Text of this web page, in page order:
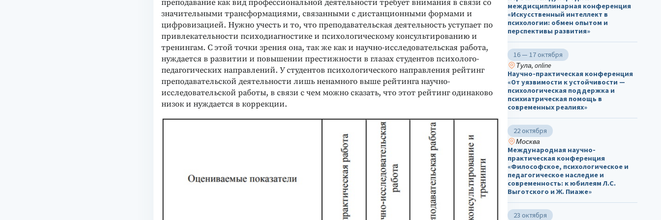
преподавание как вид профессиональной деятельности требует внимания в связи со
значительными трансформациями, связанными с дистанционными формами и
цифровизацией. Нужно учесть и то, что преподавательская деятельность уступает по
привлекательности психодиагностике и психологическому консультированию и
тренингам. С этой точки зрения она, так же как и научно-исследовательская работа,
нуждается в развитии и повышении престижности в глазах студентов психолого-
педагогических направлений. У студентов психологического направления рейтинг
преподавательской деятельности лишь ненамного выше рейтинга научно-
исследовательской работы, в связи с чем можно сказать, что этот рейтинг одинаково
низок и нуждается в коррекции.
междисциплинарная конференция
«Искусственный интеллект в
психологии: обмен опытом и
перспективы развития»
16 — 17 октября
Тула, online
Научно-практическая конференция
«От уязвимости к устойчивости —
психологическая поддержка и
психиатрическая помощь в
современных реалиях»
22 октября
Москва
Международная научно-
практическая конференция
«Философское, психологическое и
педагогическое наследие и
современность: к юбилеям Л.С.
Выготского и Ж. Пиаже»
23 октября